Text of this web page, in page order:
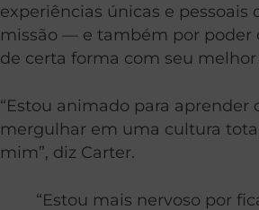
experiências únicas e pessoais
missão — e também por poder
de certa forma com seu
“Estou animado para aprender
mergulhar em uma cultura
mim”, diz Carter.
“Estou mais nervoso por